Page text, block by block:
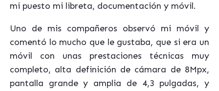
mi puesto mi libreta, documentación y móvil.
Uno de mis compañeros observó mi móvil y
comentó lo mucho que le gustaba, que si era un
móvil con unas prestaciones técnicas muy
completo, alta definición de cámara de 8Mpx,
pantalla grande y amplia de 4,3 pulgadas, y